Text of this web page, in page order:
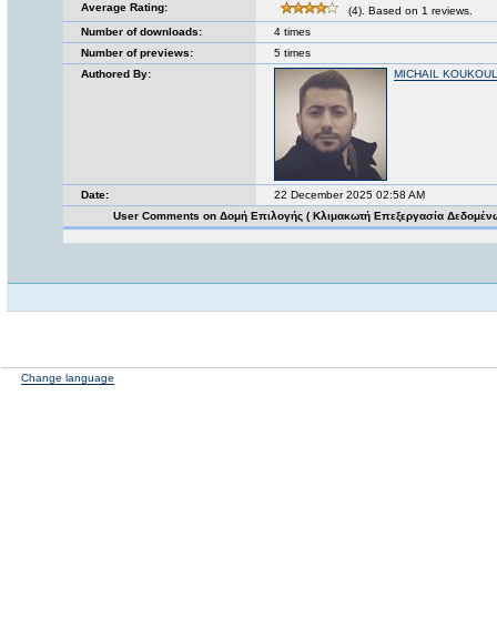
Average Rating:
(4). Based on 1 reviews.
Number of downloads:
4 times
Number of previews:
5 times
Authored By:
MICHAIL
Date:
22 December 2025 02:58 AM
User Comments on Δομή Επιλογής ( Κλιμακωτή Επεξεργασία
Change language